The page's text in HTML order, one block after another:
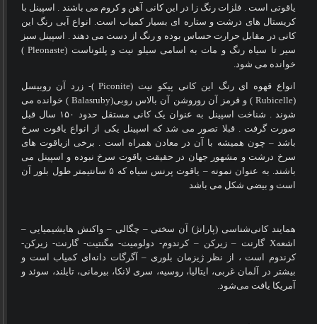
یاقوتی است . فلزات رنگ زا در این کانی آهن و کروم می باشند . اسپینل با
کریستال های درشت و ستاره ای بسیار کمیاب است. انواع آبی رنگ این
کانی در مقابل حرارت حساس بوده و رنگ از دست می دهند . اسپینل سبز
سیر تا سیاه رنگ و مات به اسامی سیلو نیت و پلئوناست (Pleonaste
)
خوانده می شود.
انواع قهوه ای رنگ این کانی پیکو نیت (Piconite)- زرد آن روبیسل
(
Rubicelle) و قرمز آن روروشن آن بالاس روبی(Balasruby) خوانده می
شوند . شناخت اسپینل به عنوان یک کانی مستقل حدود ۱۵۰ سال قبل
صورت گرفت . قبلا تصور می شد که اسپینل یکی از انواع یاقوت سرخ
باشد – چون همیشه با آن در معادن همراه است . برخی ازیاقوت های
سرخ درشت و مشهور جهان در حقیقت یاقوت سرخ نبوده و اسپینل می
باشند. به عنوان نمونه – یاقوت پرنس سیاه که ۵ سانتیمتر طول بلور آن
است و بیضی شکل می باشد
همایند کانی‌شناسی (پارانژ) آن سختی – چگالی – واکنش هایشیمیایی –
اشعهXگارنت – زیرکن – کرندوم- دولومیت- مگنتیت- گارنت- زیرکن-
کرندوم است ، از نظر ژیزمان بلوری – آگرگات دانه‌ای کمیاب است و
بیشتر در آلمان غربی، ایتالیا، روسیه، سری لانکا، بیرمانی، تایلند، سوئد و
آمریکا یافت می‌شود.